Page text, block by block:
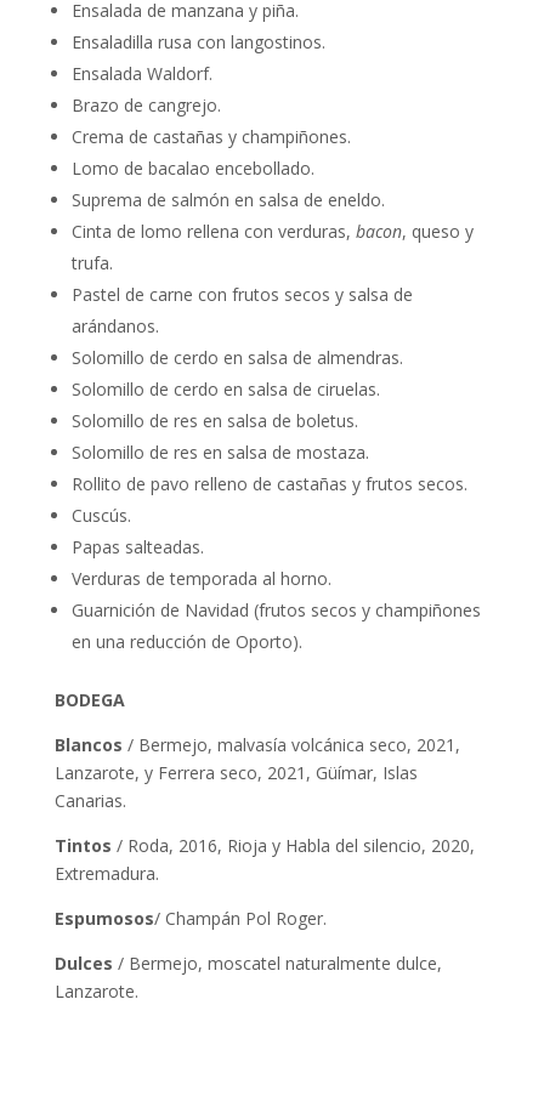
Ensalada de manzana y piña.
Ensaladilla rusa con langostinos.
Ensalada Waldorf.
Brazo de cangrejo.
Crema de castañas y champiñones.
Lomo de bacalao encebollado.
Suprema de salmón en salsa de eneldo.
Cinta de lomo rellena con verduras, bacon, queso y
trufa.
Pastel de carne con frutos secos y salsa de
arándanos.
Solomillo de cerdo en salsa de almendras.
Solomillo de cerdo en salsa de ciruelas.
Solomillo de res en salsa de boletus.
Solomillo de res en salsa de mostaza.
Rollito de pavo relleno de castañas y frutos secos.
Cuscús.
Papas salteadas.
Verduras de temporada al horno.
Guarnición de Navidad (frutos secos y champiñones
en una reducción de Oporto).
BODEGA
Blancos / Bermejo, malvasía volcánica seco, 2021,
Lanzarote, y Ferrera seco, 2021, Güímar, Islas
Canarias.
Tintos / Roda, 2016, Rioja y Habla del silencio, 2020,
Extremadura.
Espumosos/ Champán Pol Roger.
Dulces / Bermejo, moscatel naturalmente dulce,
Lanzarote.